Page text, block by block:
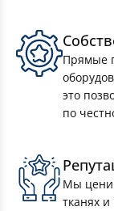
Баннеры на
Гоночные
Флаги
Прямые
это
по
Мы
тканях